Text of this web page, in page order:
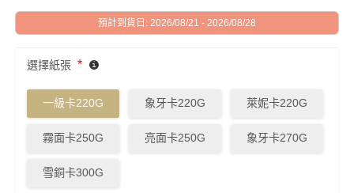
預計到貨日: 2026/08/21 - 2026/08/28
選擇紙張 *
一級卡220G 象牙卡220G 萊妮卡220G
霧面卡250G 亮面卡250G 象牙卡270G
雪銅卡300G